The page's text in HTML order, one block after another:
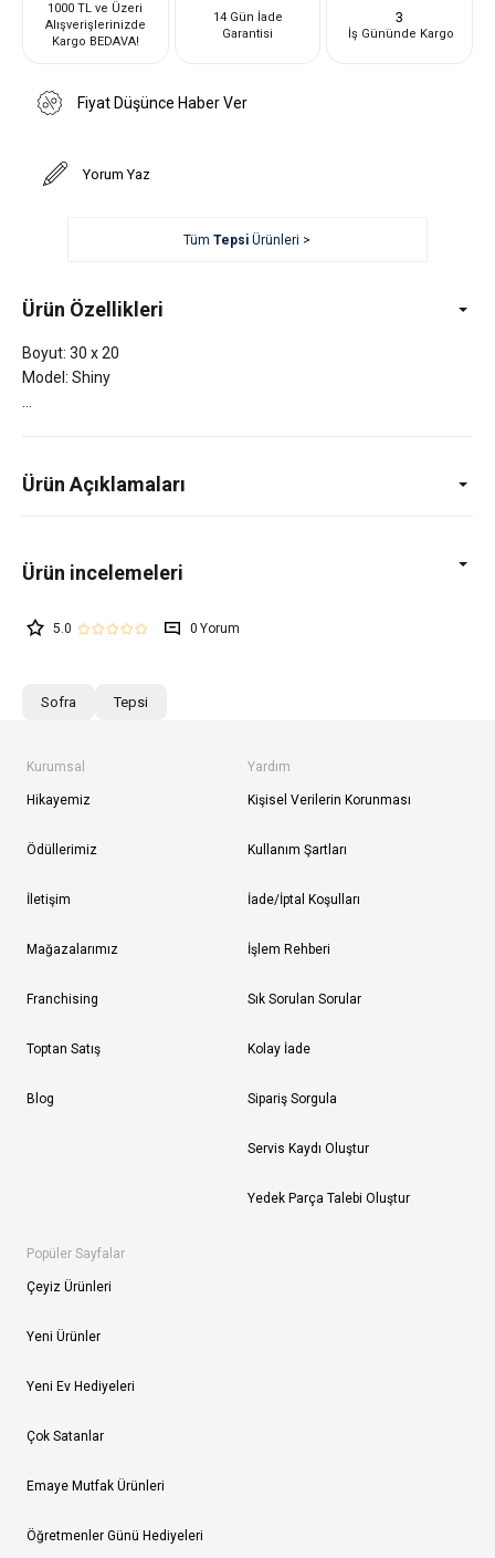
1000 TL ve Üzeri
Alışverişlerinizde
Kargo BEDAVA!
14 Gün İade
Garantisi
3
İş Gününde Kargo
Fiyat Düşünce Haber Ver
Yorum Yaz
TümTepsi Ürünleri >
Ürün Özellikleri
Boyut: 30 x 20
Model: Shiny
Ürün Açıklamaları
5.0 0
Sofra Tepsi
Kurumsal
Hikayemiz
Ödüllerimiz
İletişim
Mağazalarımız
Franchising
Toptan Satış
Blog
Yardım
Kişisel Verilerin Korunması
Kullanım Şartları
İade/İptal Koşulları
İşlem Rehberi
Sık Sorulan Sorular
Kolay İade
Sipariş Sorgula
Servis Kaydı Oluştur
Yedek Parça Talebi Oluştur
Popüler Sayfalar
Çeyiz Ürünleri
Yeni Ürünler
Yeni Ev Hediyeleri
Çok Satanlar
Emaye Mutfak Ürünleri
Öğretmenler Günü Hediyeleri